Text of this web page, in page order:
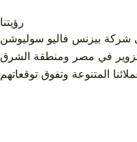
رؤيتنا
في مصر ومنطقة الشرق